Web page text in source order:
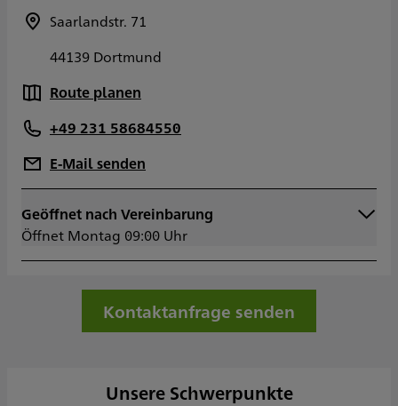
Saarlandstr. 71
44139 Dortmund
Route planen
+49 231 58684550
E-Mail senden
Geöffnet nach Vereinbarung
Öffnet Montag 09:00 Uhr
Montag
Dienstag
09:00 - 13:00
13:30 - 17:00
09:00 - 13:00
Kontaktanfrage senden
Unsere Schwerpunkte